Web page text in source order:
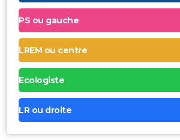
PS ou gauche
LREM ou centre
Ecologiste
LR ou droite